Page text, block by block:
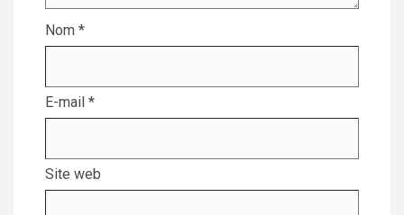
Nom *
E-mail *
Site web